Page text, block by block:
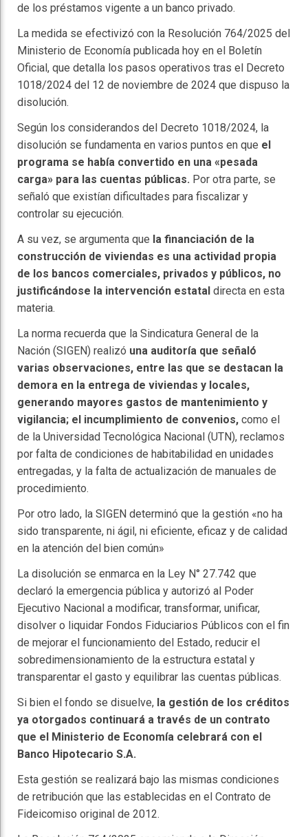
de los préstamos vigente a un banco privado.
La medida se efectivizó con la Resolución 764/2025 del
Ministerio de Economía publicada hoy en el Boletín
Oficial, que detalla los pasos operativos tras el Decreto
1018/2024 del 12 de noviembre de 2024 que dispuso la
disolución.
Según los considerandos del Decreto 1018/2024, la
disolución se fundamenta en varios puntos en que el
programa se había convertido en una «pesada
carga» para las cuentas públicas. Por otra parte, se
señaló que existían dificultades para fiscalizar y
controlar su ejecución.
A su vez, se argumenta que la financiación de la
construcción de viviendas es una actividad propia
de los bancos comerciales, privados y públicos, no
justificándose la intervención estatal directa en esta
materia.
La norma recuerda que la Sindicatura General de la
Nación (SIGEN) realizó una auditoría que señaló
varias observaciones, entre las que se destacan la
demora en la entrega de viviendas y locales,
generando mayores gastos de mantenimiento y
vigilancia; el incumplimiento de convenios, como el
de la Universidad Tecnológica Nacional (UTN), reclamos
por falta de condiciones de habitabilidad en unidades
entregadas, y la falta de actualización de manuales de
procedimiento.
Por otro lado, la SIGEN determinó que la gestión «no ha
sido transparente, ni ágil, ni eficiente, eficaz y de calidad
en la atención del bien común»
La disolución se enmarca en la Ley N° 27.742 que
declaró la emergencia pública y autorizó al Poder
Ejecutivo Nacional a modificar, transformar, unificar,
disolver o liquidar Fondos Fiduciarios Públicos con el fin
de mejorar el funcionamiento del Estado, reducir el
sobredimensionamiento de la estructura estatal y
transparentar el gasto y equilibrar las cuentas públicas.
Si bien el fondo se disuelve, la gestión de los créditos
ya otorgados continuará a través de un contrato
que el Ministerio de Economía celebrará con el
Banco Hipotecario S.A.
Esta gestión se realizará bajo las mismas condiciones
de retribución que las establecidas en el Contrato de
Fideicomiso original de 2012.